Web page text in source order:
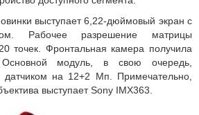
выступает 6,22-дюймовый экран с
Рабочее разрешение матрицы
точек. Фронтальная камера получила
модуль, в свою очередь,
датчиком на 12+2 Мп. Примечательно,
выступает Sony IMX363.